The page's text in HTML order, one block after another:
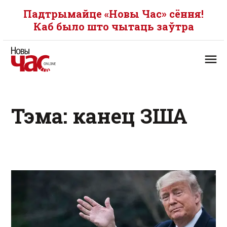
Падтрымайце «Новы Час» сёння!
Каб было што чытаць заўтра
Тэма: канец ЗША